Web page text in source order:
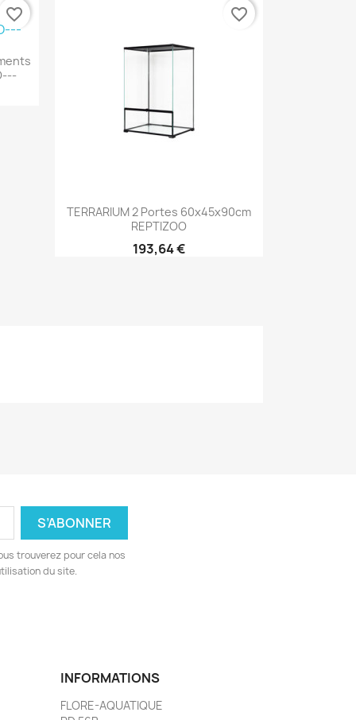
favorite_border
 Aperçu rapide
TERRARIUM 2 Portes 60x45x90cm
REPTIZOO
193,64 €
favorite_border
trouverez pour cela nos
du site.
INFORMATIONS
FLORE-AQUATIQUE